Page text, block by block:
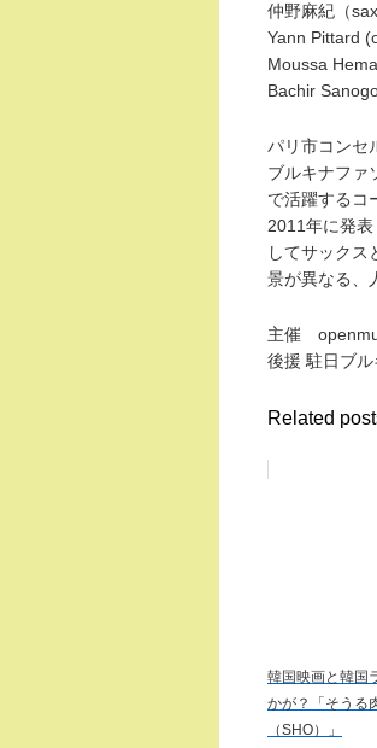
仲野麻紀（
Yann Pittard
Moussa
Bachir
パリ市コンセ
ブルキナファ
で活躍するコ
2011年に発
してサックス
景が異なる、
主催
後援 駐日ブ
Related
韓国映画と韓国
かが？「そうる
（SHO）」